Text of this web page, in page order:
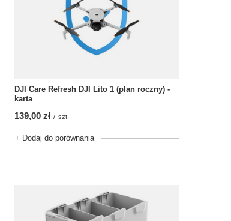
DJI Care Refresh DJI Lito 1 (plan roczny) -
karta
139,00 zł / szt.
+ Dodaj do porównania